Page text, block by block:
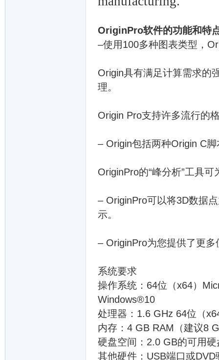
OriginPro软件的功能和特
–使用100多种图表类型，
Origin具有满足计算需求的
理。
Origin Pro支持许多流行的
– Origin包括两种Origin C
OriginPro的“峰分析”工具
– OriginPro可以将3D数据
示。
– OriginPro为您提供了更
系统要求
操作系统：64位（x64）
Windows®10
处理器：1.6 GHz 64位（
内存：4 GB RAM（建议8
硬盘空间：2.0 GB的可用
其他硬件：USB端口或